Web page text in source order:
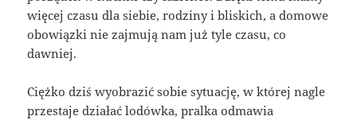
więcej czasu dla siebie, rodziny i bliskich, a domowe
obowiązki nie zajmują nam już tyle czasu, co
dawniej.
Ciężko dziś wyobrazić sobie sytuację, w której nagle
przestaje działać lodówka, pralka odmawia